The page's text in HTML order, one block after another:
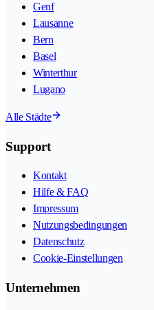
Genf
Lausanne
Bern
Basel
Winterthur
Lugano
Alle Städte
Support
Kontakt
Hilfe & FAQ
Impressum
Nutzungsbedingungen
Datenschutz
Cookie-Einstellungen
Unternehmen